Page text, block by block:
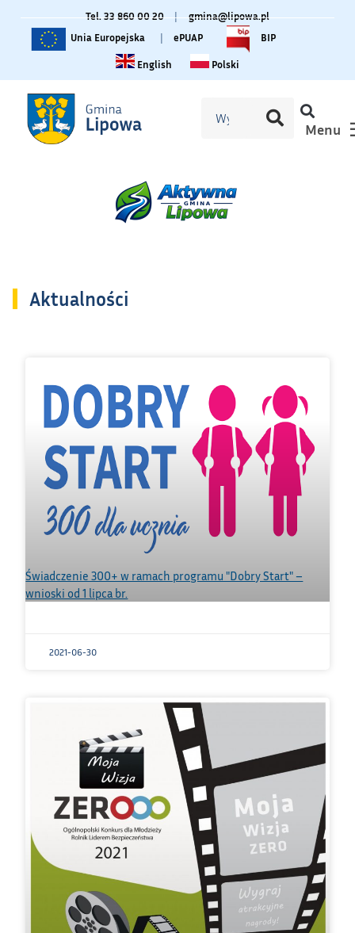
Tel. 33 860 00 20 |
gmina@lipowa.pl
Unia Europejska
| ePUAP
BIP
Change language to English
English Zmiana języka na polski
Polski
Menu
Aktualności
Świadczenie 300+ w ramach programu "Dobry Start" –
wnioski od 1 lipca br.
2021-06-30